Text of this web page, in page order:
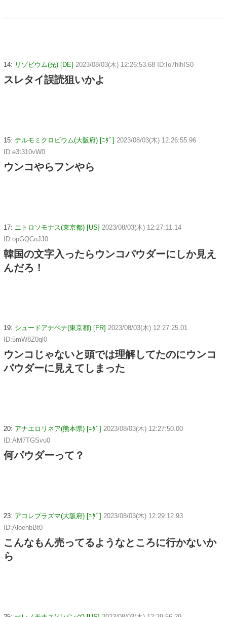
14: リゾビウム(光) [DE] 2023/08/03(木) 12:26:53.68 ID:Io7hlhIS0
スレタイ誤読狙いかよ
15: テルモミクロビウム(大阪府) [ﾆﾀﾞ] 2023/08/03(木) 12:26:55.96
ID:e3t310vW0
ウンコやらフンやら
17: ニトロソモナス(東京都) [US] 2023/08/03(木) 12:27:11.14
ID:opGQCnJJ0
韓国の文字入ったらウンコパウダーにしか見え
んだろ！
19: シュードアナベナ(東京都) [FR] 2023/08/03(木) 12:27:25.01
ID:5mW8Z0ql0
ウンコじゃないと頭では理解してたのにウンコ
パウダーに見えてしまった
20: アナエロリネア(熊本県) [ﾆﾀﾞ] 2023/08/03(木) 12:27:50.00
ID:AM7TGSvu0
何パウダーって？
23: アコレプラズマ(大阪府) [ﾆﾀﾞ] 2023/08/03(木) 12:29:12.93
ID:AloenbBt0
こんなもん売ってるようなところに行かないか
ら